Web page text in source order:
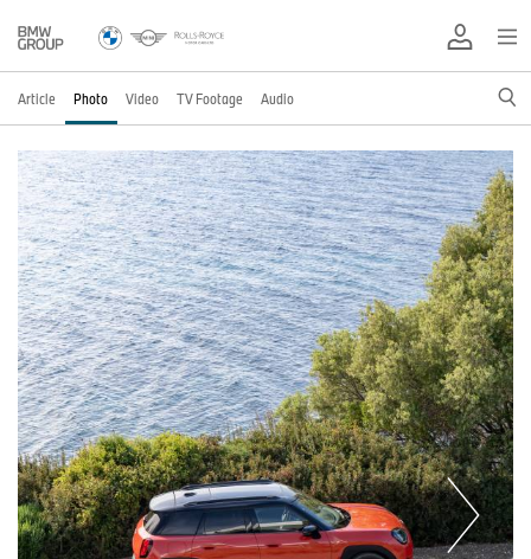
Article Photo Video TV Footage Audio